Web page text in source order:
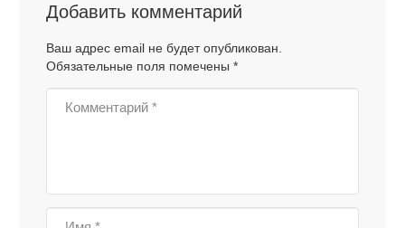
Добавить комментарий
Ваш адрес email не будет опубликован.
Обязательные поля помечены *